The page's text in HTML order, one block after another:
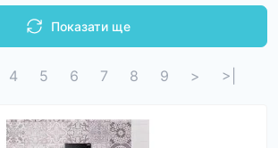
Показати ще
4 5 6 7 8 9 > >|